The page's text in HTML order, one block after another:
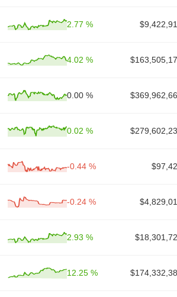
2.77 %
4.02 %
0.00 %
0.02 %
-0.44 %
-0.24 %
2.93 %
12.25 %